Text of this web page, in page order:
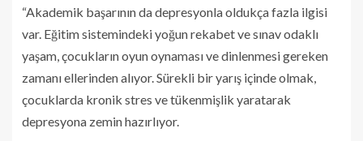
“Akademik başarının da depresyonla oldukça fazla ilgisi
var. Eğitim sistemindeki yoğun rekabet ve sınav odaklı
yaşam, çocukların oyun oynaması ve dinlenmesi gereken
zamanı ellerinden alıyor. Sürekli bir yarış içinde olmak,
çocuklarda kronik stres ve tükenmişlik yaratarak
depresyona zemin hazırlıyor.